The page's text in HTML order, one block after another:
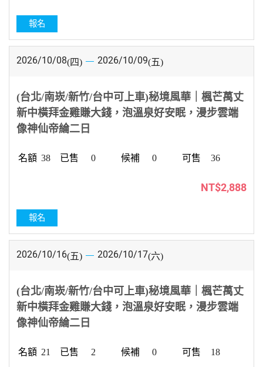
報名
2026/10/08(四) 2026/10/09(五)
(台北/南崁/新竹/台中可上車)秘境風華｜楓芒萬丈
新中橫拜金雞賺大錢，泡溫泉好安眠，漫步雲端
像神仙帝綸二日
38 0 0 36
NT$2,888
報名
2026/10/16(五) 2026/10/17(六)
(台北/南崁/新竹/台中可上車)秘境風華｜楓芒萬丈
新中橫拜金雞賺大錢，泡溫泉好安眠，漫步雲端
像神仙帝綸二日
21 2 0 18